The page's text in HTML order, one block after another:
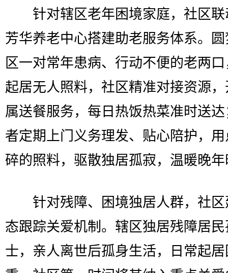
针对辖区老年困境家庭，社区联
芳华养老中心搭建助老服务体系。
区一对常年患病、行动不便的老两
起居无人照料，社区精准对接资源
属送餐服务，每日热饭热菜准时送
者定期上门义务理发、贴心陪护，
碎的照料，驱散独居孤寂，温暖晚
针对残障、困境独居人群，社区
态跟踪关爱机制。辖区独居残障居
士，亲人离世后孤身生活，日常起